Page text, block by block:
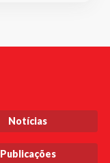
Notícias
Publicações